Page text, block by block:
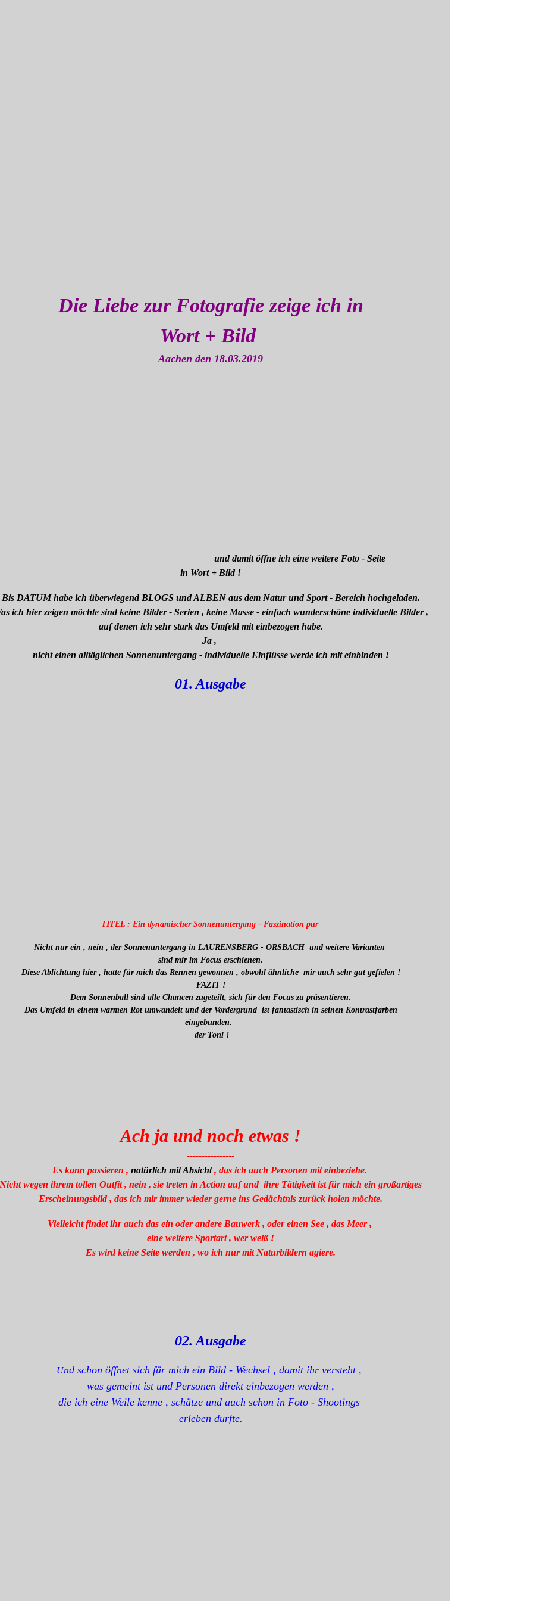
Die Liebe zur Fotografie zeige ich in
Wort + Bild
Aachen den 18.03.2019
und damit öffne ich eine weitere Foto - Seite
in Wort + Bild !
Bis DATUM habe ich überwiegend BLOGS und ALBEN aus dem Natur und Sport - Bereich hochgeladen.
ich hier zeigen möchte sind keine Bilder - Serien , keine Masse - einfach wunderschöne individuelle Bilder ,
auf denen ich sehr stark das Umfeld mit einbezogen habe.
Ja ,
nicht einen alltäglichen Sonnenuntergang - individuelle Einflüsse werde ich mit einbinden !
01. Ausgabe
TITEL : Ein dynamischer Sonnenuntergang - Faszination pur
Nicht nur ein , nein , der Sonnenuntergang in LAURENSBERG - ORSBACH und weitere Varianten
sind mir im Focus erschienen.
Diese Ablichtung hier , hatte für mich das Rennen gewonnen , obwohl ähnliche mir auch sehr gut gefielen !
FAZIT !
Dem Sonnenball sind alle Chancen zugeteilt, sich für den Focus zu präsentieren.
Das Umfeld in einem warmen Rot umwandelt und der Vordergrund ist fantastisch in seinen Kontrastfarben
eingebunden.
der Toni !
Ach ja und noch etwas !
----------------
Es kann passieren , natürlich mit Absicht, das ich auch Personen mit einbeziehe.
Nicht wegen ihrem tollen Outfit , nein , sie treten in Action auf und ihre Tätigkeit ist für mich ein großartiges
Erscheinungsbild , das ich mir immer wieder gerne ins Gedächtnis zurück holen möchte.
Vielleicht findet ihr auch das ein oder andere Bauwerk , oder einen See , das Meer ,
eine weitere Sportart , wer weiß !
Es wird keine Seite werden , wo ich nur mit Naturbildern agiere.
02. Ausgabe
Und schon öffnet sich für mich ein Bild - Wechsel , damit ihr versteht ,
was gemeint ist und Personen direkt einbezogen werden ,
die ich eine Weile kenne , schätze und auch schon in Foto - Shootings
erleben durfte.